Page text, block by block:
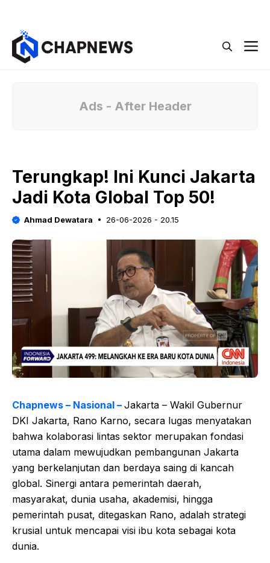
Ads - After Header
Terungkap! Ini Kunci Jakarta
Jadi Kota Global Top 50!
Ahmad Dewatara 26-06-2026 - 20.15
Chapnews – Nasional – Jakarta – Wakil Gubernur
DKI Jakarta, Rano Karno, secara lugas menyatakan
bahwa kolaborasi lintas sektor merupakan fondasi
utama dalam mewujudkan pembangunan Jakarta
yang berkelanjutan dan berdaya saing di kancah
global. Sinergi antara pemerintah daerah,
masyarakat, dunia usaha, akademisi, hingga
pemerintah pusat, ditegaskan Rano, adalah strategi
krusial untuk mencapai visi ibu kota sebagai kota
dunia.